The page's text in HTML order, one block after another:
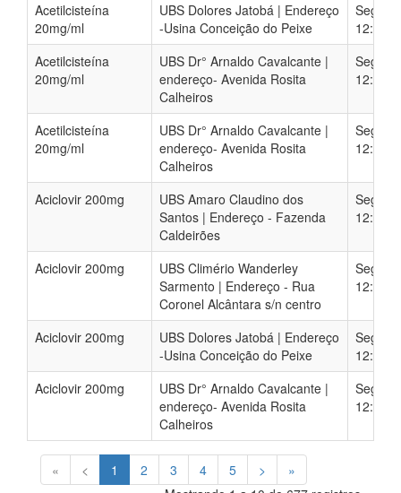
Acetilcisteína
20mg/ml
UBS Dolores Jatobá | Endereço
-Usina Conceição do Peixe
12:00
Acetilcisteína
20mg/ml
UBS Dr° Arnaldo Cavalcante |
endereço- Avenida Rosita
Calheiros
12:00
Acetilcisteína
20mg/ml
UBS Dr° Arnaldo Cavalcante |
endereço- Avenida Rosita
Calheiros
12:00
Aciclovir 200mg
UBS Amaro Claudino dos
Santos | Endereço - Fazenda
Caldeirões
12:00
Aciclovir 200mg
UBS Climério Wanderley
Sarmento | Endereço - Rua
Coronel Alcântara s/n centro
12:00
Aciclovir 200mg
UBS Dolores Jatobá | Endereço
-Usina Conceição do Peixe
12:00
Aciclovir 200mg
UBS Dr° Arnaldo Cavalcante |
endereço- Avenida Rosita
Calheiros
12:00
« < 1 2 3 4 5 >
»